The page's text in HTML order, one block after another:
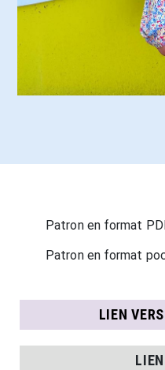
Patron en format
Patron en format
LIEN